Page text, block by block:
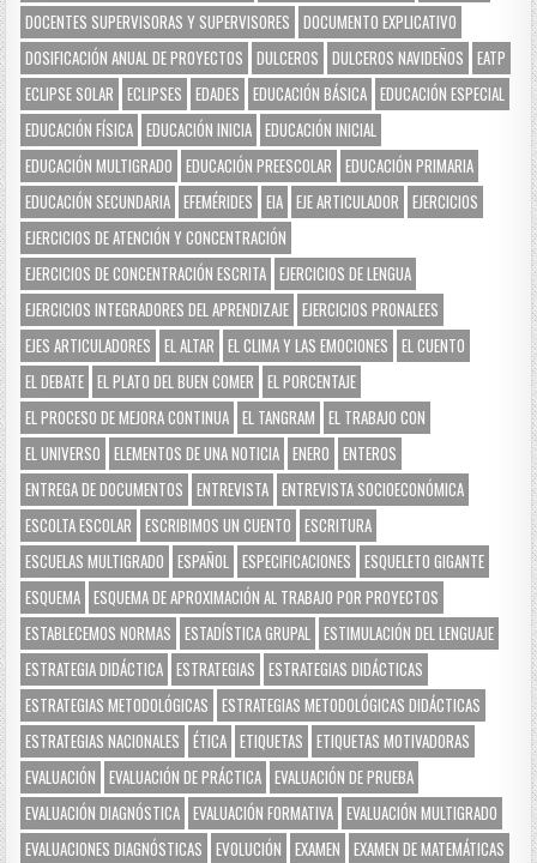
DOCENTES SUPERVISORAS Y SUPERVISORES
DOCUMENTO EXPLICATIVO
DOSIFICACIÓN ANUAL DE PROYECTOS
DULCEROS DULCEROS NAVIDEÑOS
EATP
ECLIPSE SOLAR
ECLIPSES EDADES EDUCACIÓN BÁSICA EDUCACIÓN ESPECIAL
EDUCACIÓN FÍSICA EDUCACIÓN INICIA EDUCACIÓN INICIAL
EDUCACIÓN MULTIGRADO
EDUCACIÓN PREESCOLAR
EDUCACIÓN PRIMARIA
EDUCACIÓN SECUNDARIA EFEMÉRIDES EIA EJE ARTICULADOR
EJERCICIOS
EJERCICIOS DE ATENCIÓN Y CONCENTRACIÓN
EJERCICIOS DE CONCENTRACIÓN ESCRITA EJERCICIOS DE LENGUA
EJERCICIOS INTEGRADORES DEL APRENDIZAJE EJERCICIOS PRONALEES
EJES ARTICULADORES
EL ALTAR EL CLIMA Y LAS EMOCIONES
EL CUENTO
EL DEBATE EL PLATO DEL BUEN COMER
EL PORCENTAJE
EL PROCESO DE MEJORA CONTINUA EL TANGRAM
EL TRABAJO CON
EL UNIVERSO
ELEMENTOS DE UNA NOTICIA ENERO
ENTEROS
ENTREGA DE DOCUMENTOS
ENTREVISTA ENTREVISTA SOCIOECONÓMICA
ESCOLTA ESCOLAR
ESCRIBIMOS UN CUENTO
ESCRITURA
ESCUELAS MULTIGRADO
ESPAÑOL ESPECIFICACIONES
ESQUELETO GIGANTE
ESQUEMA ESQUEMA DE APROXIMACIÓN AL TRABAJO POR PROYECTOS
ESTABLECEMOS NORMAS
ESTADÍSTICA GRUPAL ESTIMULACIÓN DEL LENGUAJE
ESTRATEGIA DIDÁCTICA ESTRATEGIAS
ESTRATEGIAS DIDÁCTICAS
ESTRATEGIAS METODOLÓGICAS
ESTRATEGIAS METODOLÓGICAS DIDÁCTICAS
ESTRATEGIAS NACIONALES
ÉTICA ETIQUETAS
ETIQUETAS MOTIVADORAS
EVALUACIÓN
EVALUACIÓN DE PRÁCTICA EVALUACIÓN DE PRUEBA
EVALUACIÓN DIAGNÓSTICA EVALUACIÓN FORMATIVA EVALUACIÓN MULTIGRADO
EVALUACIONES DIAGNÓSTICAS
EVOLUCIÓN EXAMEN
EXAMEN DE MATEMÁTICAS